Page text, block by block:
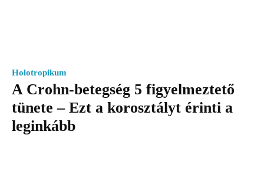
Holotropikum
A Crohn-betegség 5 figyelmeztető
tünete – Ezt a korosztályt érinti a
leginkább